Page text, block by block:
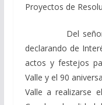
Proyectos de
Del señor
declarando de
actos y festejos
Valle y el 90
Valle a realizarse